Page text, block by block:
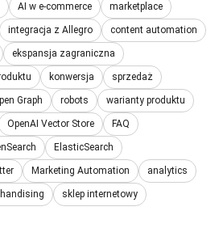
AI w e-commerce marketplace
integracja z Allegro content automation
ekspansja zagraniczna
konwersja sprzedaż
Graph robots warianty produktu
OpenAI Vector Store FAQ
ElasticSearch
Marketing Automation analytics
sklep internetowy